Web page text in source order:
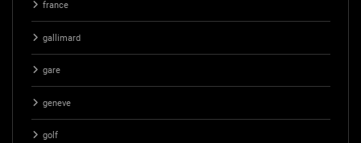
france
gallimard
gare
geneve
golf